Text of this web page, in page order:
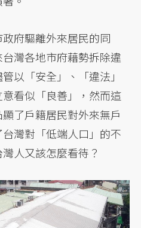
府驅離外來居民的同
灣各地市府藉勢拆除違
以「安全」、「違法」
看似「良善」，然而這
了戶籍居民對外來無戶
灣對「低端人口」的不
人又該怎麼看待？